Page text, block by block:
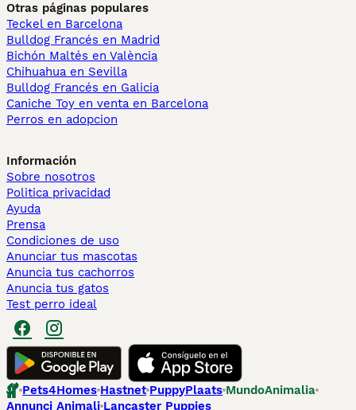
Otras páginas populares
Teckel en Barcelona
Bulldog Francés en Madrid
Bichón Maltés en València
Chihuahua en Sevilla
Bulldog Francés en Galicia
Caniche Toy en venta en Barcelona
Perros en adopcion
Información
Sobre nosotros
Politica privacidad
Ayuda
Prensa
Condiciones de uso
Anunciar tus mascotas
Anuncia tus cachorros
Anuncia tus gatos
Test perro ideal
Pets4Homes Hastnet PuppyPlaats MundoAnimalia
Annunci Animali Lancaster Puppies